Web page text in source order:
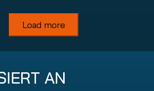
Load more
AN